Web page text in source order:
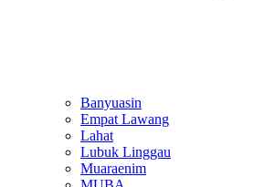
Banyuasin
Empat Lawang
Lahat
Lubuk Linggau
Muaraenim